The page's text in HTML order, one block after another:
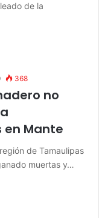
de la
368
no
en Mante
de Tamaulipas
muertas y…